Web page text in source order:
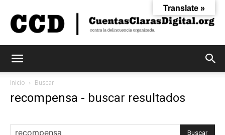
Inicio Buscar
recompensa - buscar resultados
Translate »